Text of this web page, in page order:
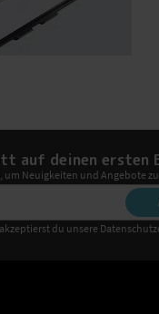
auf deinen ersten
um Neuigkeiten und Angebote
du unsere